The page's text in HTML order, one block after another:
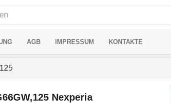
AGB IMPRESSUM KONTAKTE
Nexperia